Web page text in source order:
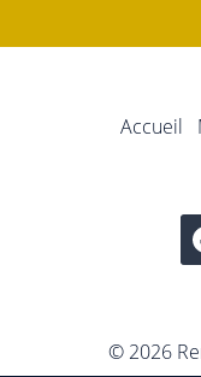
Accueil
© 2026